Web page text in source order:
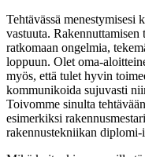
Tehtävässä menestymisesi
vastuuta.
ratkomaan ongelmia,
loppuun. Olet oma-
myös, että tulet hyvin
kommunikoida sujuvasti
Toivomme sinulta
esimerkiksi
rakennustekniikan diplomi-